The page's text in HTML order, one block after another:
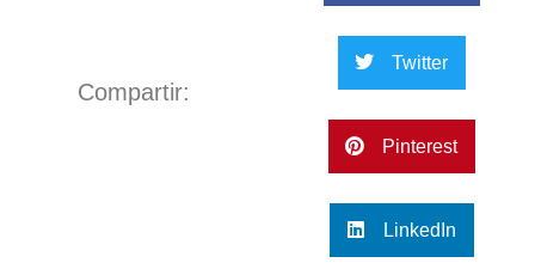
Compartir:
Twitter
Pinterest
LinkedIn